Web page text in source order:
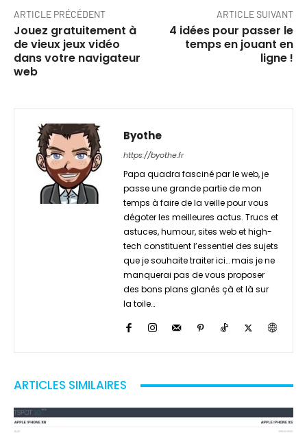
ARTICLE PRÉCÉDENT
Jouez gratuitement à
de vieux jeux vidéo
dans votre navigateur
web
ARTICLE SUIVANT
4 idées pour passer le
temps en jouant en
ligne !
Byothe
https://byothe.fr
Papa quadra fasciné par le web, je
passe une grande partie de mon
temps à faire de la veille pour vous
dégoter les meilleures actus. Trucs et
astuces, humour, sites web et high-
tech constituent l’essentiel des sujets
que je souhaite traiter ici… mais je ne
manquerai pas de vous proposer
des bons plans glanés çà et là sur
la toile…
ARTICLES SIMILAIRES